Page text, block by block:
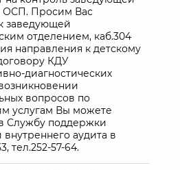
ОСП. Просим Вас
заведующей
отделением, каб.304
направления к детскому
КДУ
диагностических
вопросов по
услугам Вы можете
Службу поддержки
аудита в
тел.252-57-64.